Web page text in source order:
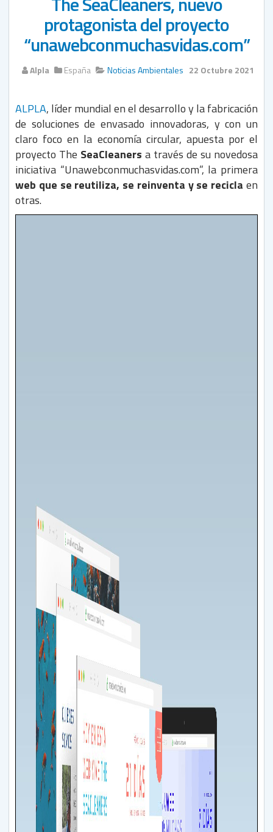
protagonista del proyecto
“unawebconmuchasvidas.com”
Alpla España Noticias Ambientales 22 Octubre 2021
ALPLA, líder mundial en el desarrollo y la fabricación
de soluciones de envasado innovadoras, y con un
claro foco en la economía circular, apuesta por el
proyecto The SeaCleaners a través de su novedosa
iniciativa “Unawebconmuchasvidas.com”, la primera
web que se reutiliza, se reinventa y se recicla en
otras.